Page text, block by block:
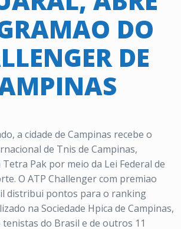
DO
DE
a cidade de Campinas recebe o
de Tnis de Campinas,
Pak por meio da Lei Federal de
O ATP Challenger com premiao
distribui pontos para o ranking
na Sociedade Hpica de Campinas,
do Brasil e de outros 11